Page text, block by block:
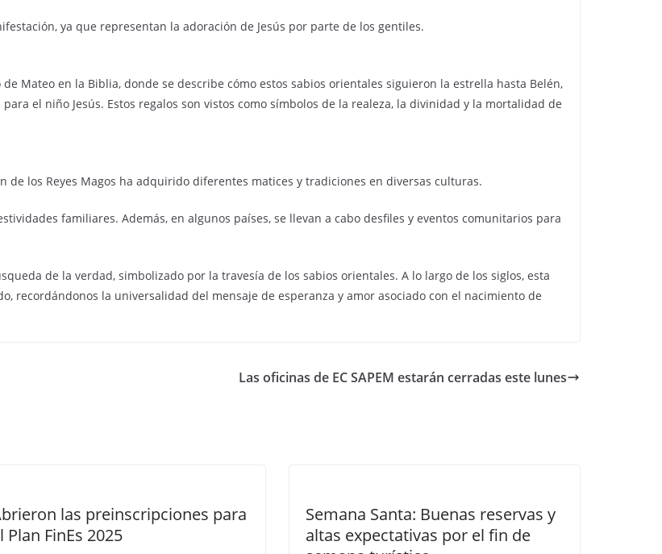
ya que representan la adoración de Jesús por parte de los gentiles.
Mateo en la Biblia, donde se describe cómo estos sabios orientales siguieron la estrella hasta Belén,
el niño Jesús. Estos regalos son vistos como símbolos de la realeza, la divinidad y la mortalidad de
los Reyes Magos ha adquirido diferentes matices y tradiciones en diversas culturas.
familiares. Además, en algunos países, se llevan a cabo desfiles y eventos comunitarios para
de la verdad, simbolizado por la travesía de los sabios orientales. A lo largo de los siglos, esta
recordándonos la universalidad del mensaje de esperanza y amor asociado con el nacimiento de
Las oficinas de EC SAPEM estarán cerradas este lunes
las preinscripciones para
Plan FinEs 2025
Semana Santa: Buenas reservas y
altas expectativas por el fin de